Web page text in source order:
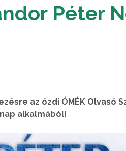
Péter
az ózdi ÓMÉK Olvasó
alkalmából!